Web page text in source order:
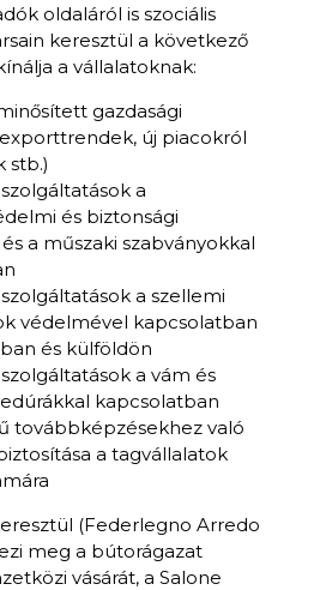
oldaláról is szociális
keresztül a következő
a vállalatoknak:
gazdasági
új piacokról
stb.)
a
és biztonsági
a műszaki szabványokkal
a szellemi
védelmével kapcsolatban
és külföldön
a vám és
kapcsolatban
továbbképzésekhez való
a tagvállalatok
(Federlegno Arredo
meg a bútorágazat
vásárát, a Salone